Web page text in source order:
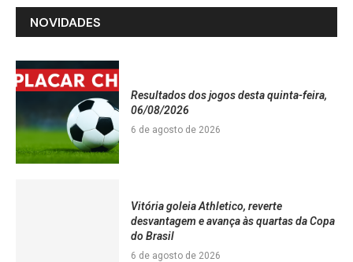
NOVIDADES
Resultados dos jogos desta quinta-feira,
06/08/2026
6 de agosto de 2026
Vitória goleia Athletico, reverte
desvantagem e avança às quartas da Copa
do Brasil
6 de agosto de 2026